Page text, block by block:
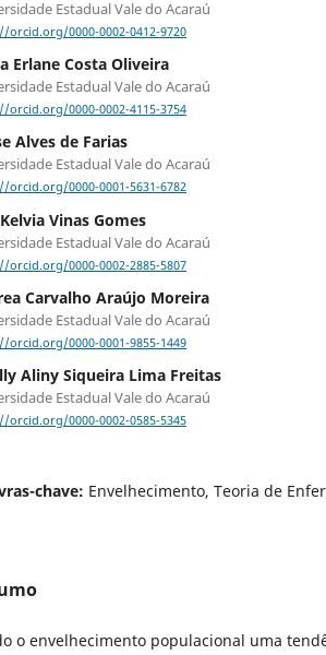
Estadual Vale do Acaraú
orcid.org/0000-0002-0412-9720
Erlane Costa Oliveira
Estadual Vale do Acaraú
orcid.org/0000-0002-4115-3754
Alves de Farias
Estadual Vale do Acaraú
orcid.org/0000-0001-5631-6782
Vinas Gomes
Estadual Vale do Acaraú
orcid.org/0000-0002-2885-5807
Carvalho Araújo Moreira
Estadual Vale do Acaraú
orcid.org/0000-0001-9855-1449
Aliny Siqueira Lima Freitas
Estadual Vale do Acaraú
orcid.org/0000-0002-0585-5345
chave: Envelhecimento, Teoria de
o envelhecimento populacional uma